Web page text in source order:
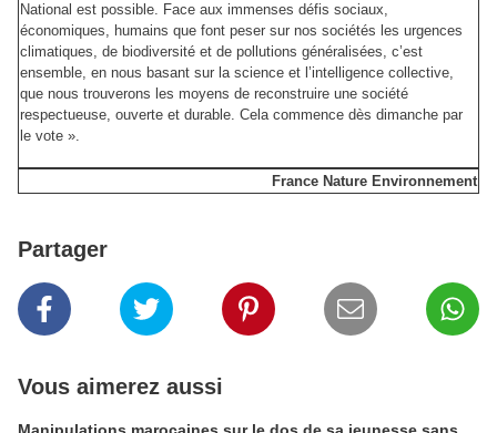
National est possible. Face aux immenses défis sociaux,
économiques, humains que font peser sur nos sociétés les urgences
climatiques, de biodiversité et de pollutions généralisées, c’est
ensemble, en nous basant sur la science et l’intelligence collective,
que nous trouverons les moyens de reconstruire une société
respectueuse, ouverte et durable. Cela commence dès dimanche par
le vote ».
France Nature Environnement
Partager
Vous aimerez aussi